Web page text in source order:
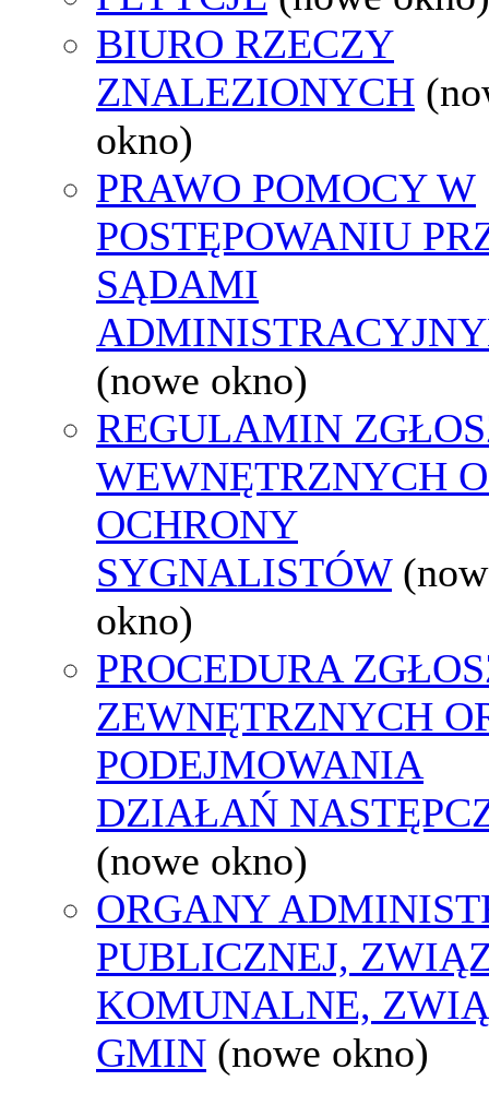
BIURO RZECZY
ZNALEZIONYCH
okno)
PRAWO POMOCY W
POSTĘPOWANIU
SĄDAMI
(nowe okno)
REGULAMIN
WEWNĘTRZNYCH
OCHRONY
SYGNALISTÓW
okno)
PROCEDURA
ZEWNĘTRZNYCH
PODEJMOWANIA
DZIAŁAŃ
(nowe okno)
ORGANY
PUBLICZNEJ,
KOMUNALNE,
GMIN (nowe okno)